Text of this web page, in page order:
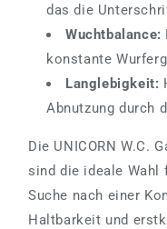
das die
Wuchtbalance:
konstante
Langlebigkeit:
Abnutzung durch
Die UNICORN W.C.
sind die ideale Wahl
Suche nach einer
Haltbarkeit und